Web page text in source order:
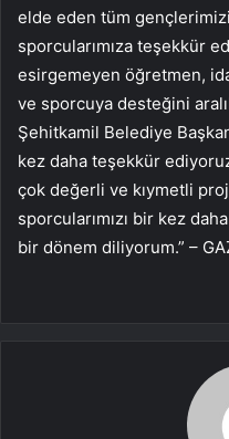
elde eden tüm
sporcularımıza teşekkür
esirgemeyen öğretmen,
ve sporcuya desteğini
Şehitkamil Belediye
kez daha teşekkür
çok değerli ve kıymetli
sporcularımızı bir kez
bir dönem diliyorum.” –